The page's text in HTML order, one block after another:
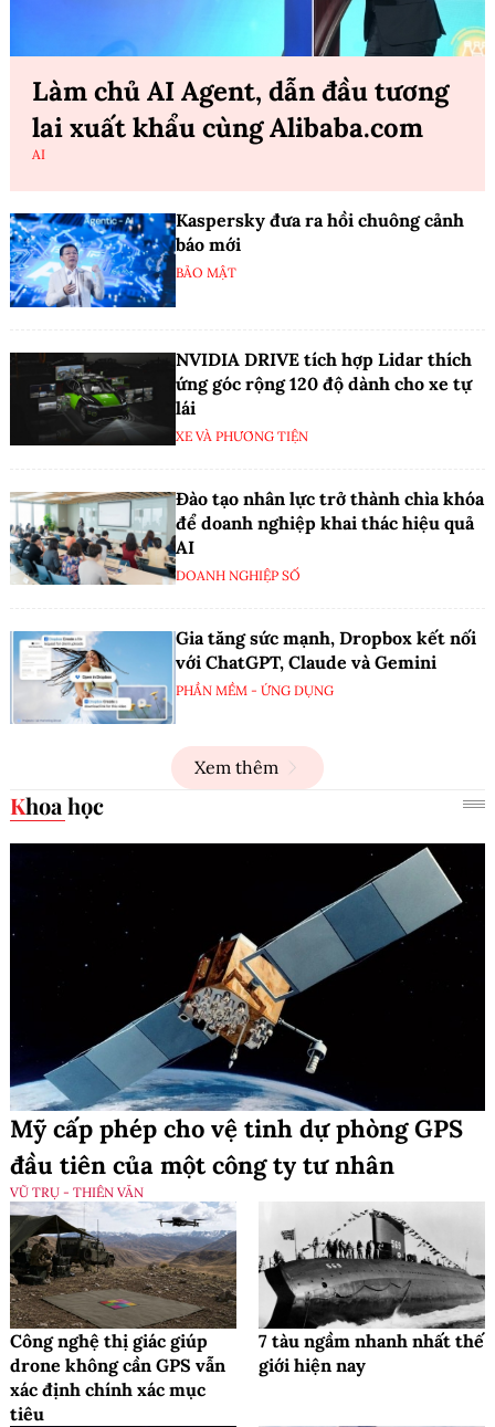
Làm chủ AI Agent, dẫn đầu tương
lai xuất khẩu cùng Alibaba.com
AI
Kaspersky đưa ra hồi chuông cảnh
báo mới
BẢO MẬT
NVIDIA DRIVE tích hợp Lidar thích
ứng góc rộng 120 độ dành cho xe tự
lái
XE VÀ PHƯƠNG TIỆN
Đào tạo nhân lực trở thành chìa khóa
để doanh nghiệp khai thác hiệu quả
AI
DOANH NGHIỆP SỐ
Gia tăng sức mạnh, Dropbox kết nối
với ChatGPT, Claude và Gemini
PHẦN MỀM - ỨNG DỤNG
Xem thêm
Khoa học
Mỹ cấp phép cho vệ tinh dự phòng GPS
đầu tiên của một công ty tư nhân
VŨ TRỤ - THIÊN VĂN
Công nghệ thị giác giúp
drone không cần GPS vẫn
xác định chính xác mục
tiêu
7 tàu ngầm nhanh nhất thế
giới hiện nay